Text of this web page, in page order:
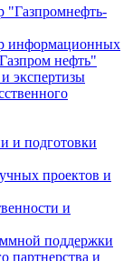
"Газпромнефть-
информационных
нефть"
экспертизы
и подготовки
проектов и
и
поддержки
партнерства и